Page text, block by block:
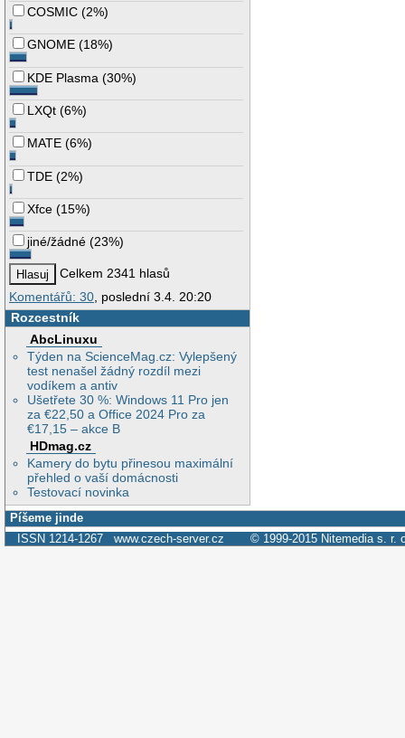
COSMIC (2%)
GNOME (18%)
KDE Plasma (30%)
LXQt (6%)
MATE (6%)
TDE (2%)
Xfce (15%)
jiné/žádné (23%)
Celkem 2341 hlasů
Komentářů: 30 , poslední 3.4. 20:20
Rozcestník
AbcLinuxu
Týden na ScienceMag.cz: Vylepšený
test nenašel žádný rozdíl mezi
vodíkem a antiv
Ušetřete 30 %: Windows 11 Pro jen
za €22,50 a Office 2024 Pro za
€17,15 – akce B
HDmag.cz
Kamery do bytu přinesou maximální
přehled o vaší domácnosti
Testovací novinka
Píšeme jinde
ISSN 1214-1267 www.czech-server.cz © 1999-2015 Nitemedia s. r.